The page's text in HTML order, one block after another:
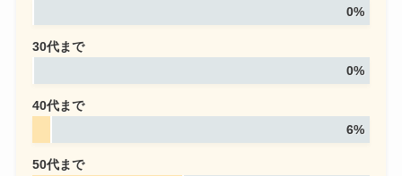
0%
30代まで
0%
40代まで
6%
50代まで